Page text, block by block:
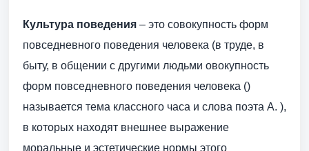
Культура поведения – это совокупность форм
повседневного поведения человека (в труде, в
быту, в общении с другими людьми овокупность
форм повседневного поведения человека ()
называется тема классного часа и слова поэта А. ),
в которых находят внешнее выражение
моральные и эстетические нормы этого